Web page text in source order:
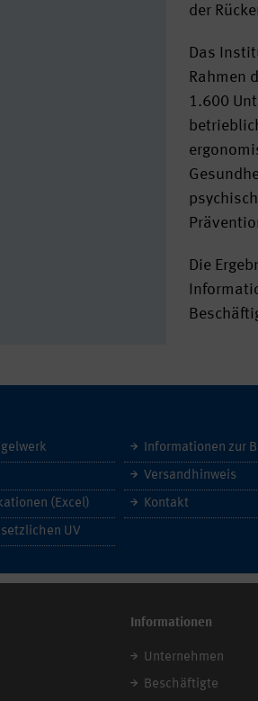
der
Das
Rahmen
1.600
Die
(Excel)
UV
Informationen zur
Versandhinweis
Kontakt
Informationen
Unternehmen
Beschäftigte